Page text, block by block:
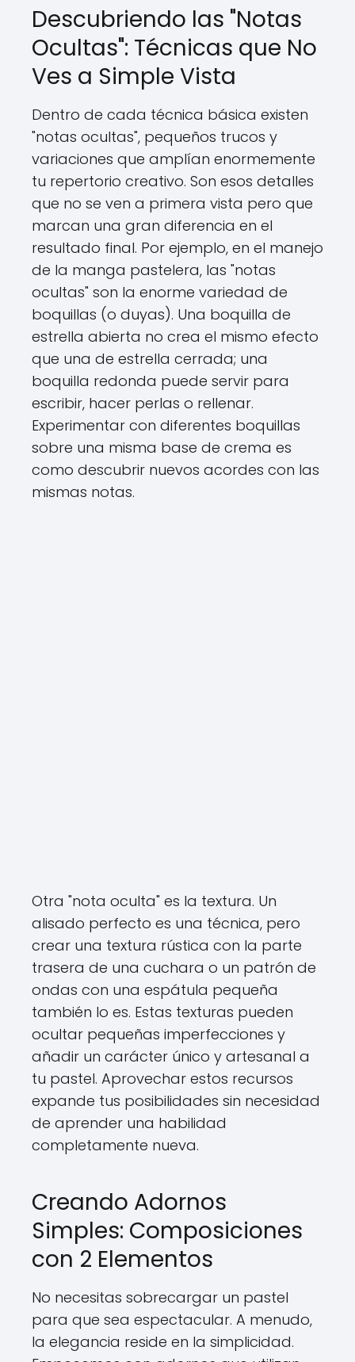
Descubriendo las "Notas
Ocultas": Técnicas que No
Ves a Simple Vista
Dentro de cada técnica básica existen
"notas ocultas", pequeños trucos y
variaciones que amplían enormemente
tu repertorio creativo. Son esos detalles
que no se ven a primera vista pero que
marcan una gran diferencia en el
resultado final. Por ejemplo, en el manejo
de la manga pastelera, las "notas
ocultas" son la enorme variedad de
boquillas (o duyas). Una boquilla de
estrella abierta no crea el mismo efecto
que una de estrella cerrada; una
boquilla redonda puede servir para
escribir, hacer perlas o rellenar.
Experimentar con diferentes boquillas
sobre una misma base de crema es
como descubrir nuevos acordes con las
mismas notas.
Otra "nota oculta" es la textura. Un
alisado perfecto es una técnica, pero
crear una textura rústica con la parte
trasera de una cuchara o un patrón de
ondas con una espátula pequeña
también lo es. Estas texturas pueden
ocultar pequeñas imperfecciones y
añadir un carácter único y artesanal a
tu pastel. Aprovechar estos recursos
expande tus posibilidades sin necesidad
de aprender una habilidad
completamente nueva.
Creando Adornos
Simples: Composiciones
con 2 Elementos
No necesitas sobrecargar un pastel
para que sea espectacular. A menudo,
la elegancia reside en la simplicidad.